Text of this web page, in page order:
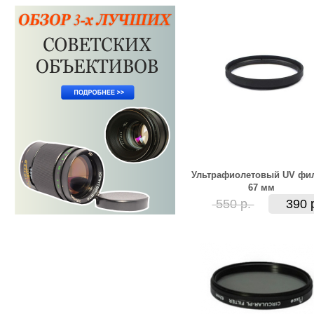
Ультрафиолетовый UV
67 мм
550 р. 390